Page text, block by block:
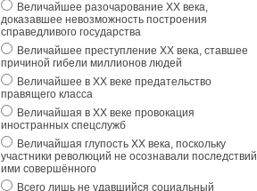
Величайшее разочарование ХХ века,
доказавшее невозможность построения
справедливого государства
Величайшее преступление ХХ века, ставшее
причиной гибели миллионов людей
Величайшее в ХХ веке предательство
правящего класса
Величайшая в ХХ веке провокация
иностранных спецслужб
Величайшая глупость ХХ века, поскольку
участники революций не осознавали последствий
ими совершённого
Всего лишь не удавшийся социальный